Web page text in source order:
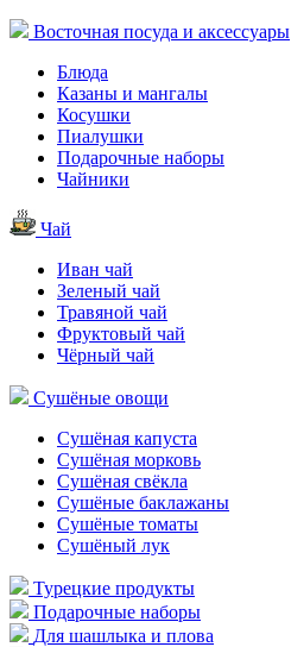
Восточная посуда и аксессуары
Блюда
Казаны и мангалы
Косушки
Пиалушки
Подарочные наборы
Чайники
Чай
Иван чай
Зеленый чай
Травяной чай
Фруктовый чай
Чёрный чай
Сушёные овощи
Сушёная капуста
Сушёная морковь
Сушёная свёкла
Сушёные баклажаны
Сушёные томаты
Сушёный лук
Турецкие продукты
Подарочные наборы
Для шашлыка и плова